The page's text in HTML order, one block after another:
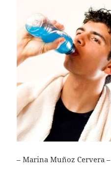
– Marina Muñoz Cervera –